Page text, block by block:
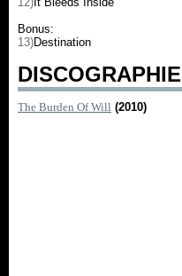
Bonus:
13)Destination
DISCOGRAPHIE
The Burden Of Will (2010)